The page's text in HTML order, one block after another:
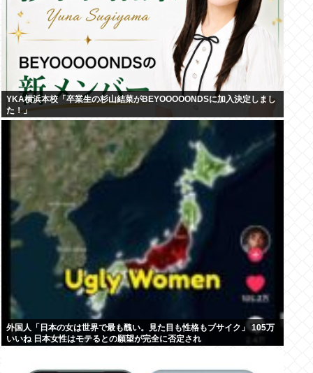
YKA横浜本校「卒業生の杉山結菜がBEYOOOOONDSに加入決定しまし
た！」
外国人「日本の女は世界で最も醜い。見た目も性格もブサイク」 105万
いいね 日本女性はモテるとの願望が完全に否定され